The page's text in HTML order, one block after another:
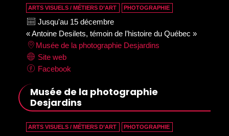
ARTS VISUELS / MÉTIERS D’ART PHOTOGRAPHIE
Jusqu'au 15 décembre
« Antoine Desilets, témoin de l’histoire du Québec »
Musée de la photographie Desjardins
Site web
Facebook
Musée de la photographie
Desjardins
ARTS VISUELS / MÉTIERS D’ART PHOTOGRAPHIE